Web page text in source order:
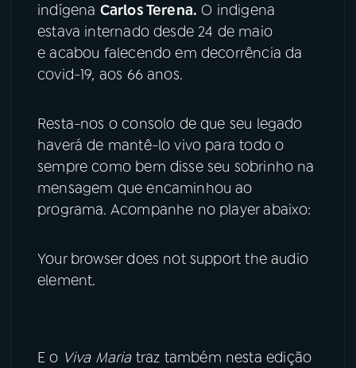
ACOMPANHE A RÁDIO NACIONAL
TikTok
indígena Carlos Terena. O indigena
estava internado desde 24 de maio
e acabou falecendo em decorrência da
covid-19, aos 66 anos.
Resta-nos o consolo de que seu legado
haverá de mantê-lo vivo para todo o
sempre como bem disse seu sobrinho na
mensagem que encaminhou ao
programa. Acompanhe no player abaixo:
Your browser does not support the audio
element.
E o Viva Mariatraz também nesta edição